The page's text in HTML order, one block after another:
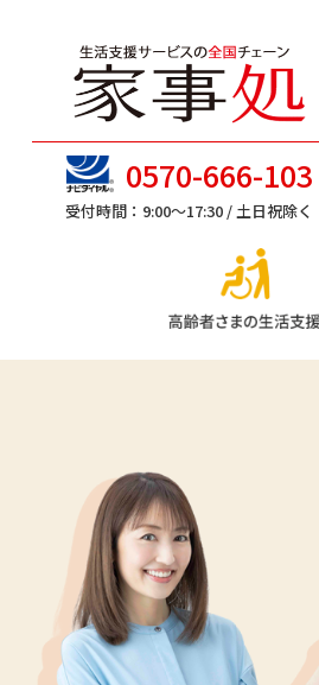
0570-666-103
受付時間：9:00～17:30 / 土日祝除く